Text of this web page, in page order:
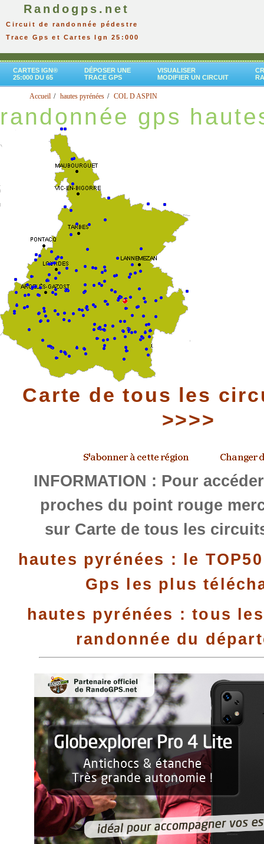
Randogps.net
Circuit de randonnée pédestre
Trace Gps et Cartes Ign 25:000
CARTES IGN®
25:000 DU 65
DÉPOSER UNE
TRACE GPS
VISUALISER
MODIFIER UN CIRCUIT
Accueil hautes pyrénées COL D ASPIN
randonnée gps
Carte de tous les
>>>>
INFORMATION : Pour
proches du point rouge
sur Carte de tous les
hautes pyrénées : le
Gps les plus
hautes pyrénées : tous
randonnée du